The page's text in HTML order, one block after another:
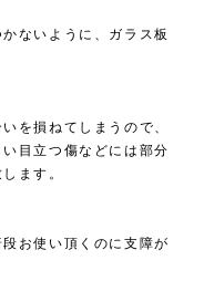
ないように、ガラス板
を損ねてしまうので、
目立つ傷などには部分
ます。
お使い頂くのに支障が